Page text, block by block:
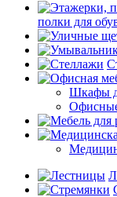
полки для
Шкафы